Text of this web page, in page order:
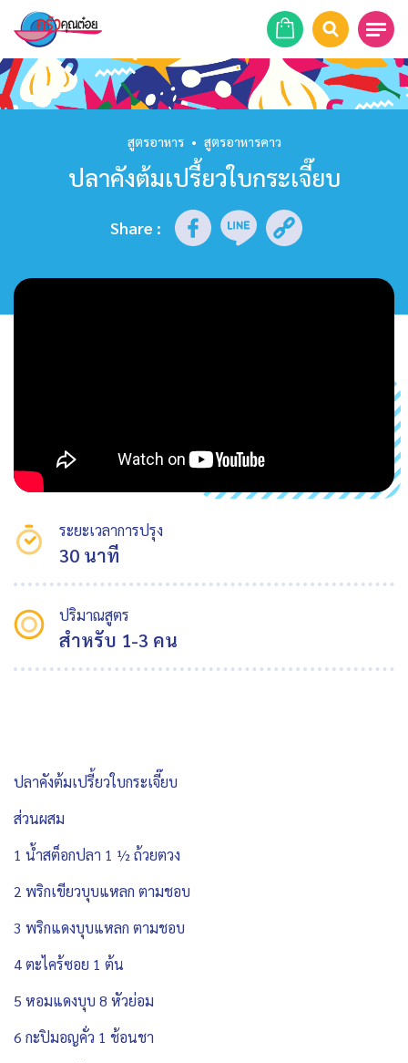
หน้าแรก
ร้านอาหาร
รายการย้อนหลัง
สูตรอาหาร • สูตรอาหารคาว
ปลาคังต้มเปรี้ยวใบกระเจี๊ยบ
Share :
ระยะเวลาการปรุง
30 นาที
ปริมาณสูตร
สำหรับ 1-3 คน
ปลาคังต้มเปรี้ยวใบกระเจี๊ยบ
ส่วนผสม
1 น้ำสต็อกปลา 1 ½ ถ้วยตวง
2 พริกเขียวบุบแหลก ตามชอบ
3 พริกแดงบุบแหลก ตามชอบ
4 ตะไคร้ซอย 1 ต้น
5 หอมแดงบุบ 8 หัวย่อม
6 กะปิมอญคั่ว 1 ช้อนชา